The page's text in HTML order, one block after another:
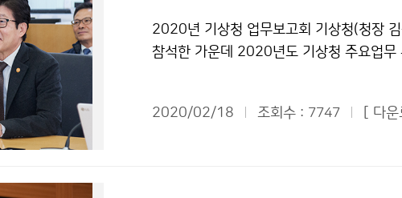
2020년 기상청 업무보고회 기상청(청장
참석한 가운데 2020년도 기상청 주요업무
2020/02/18 조회수 : 7747 [ 다